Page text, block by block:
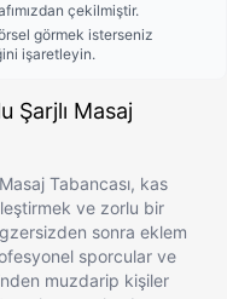
çekilmiştir.
görmek isterseniz
işaretleyin.
Şarjlı Masaj
Tabancası, kas
ve zorlu bir
sonra eklem
sporcular ve
muzdarip kişiler